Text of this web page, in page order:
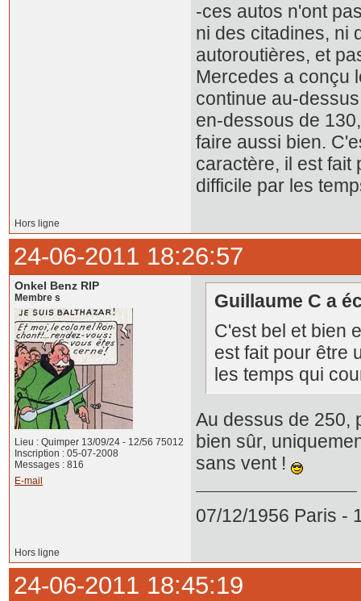
-ces autos n'ont
ni des citadines, ni
autoroutières, et
Mercedes a conçu
continue au-
en-dessous de
faire aussi bien.
caractère, il est fait
difficile par les
Hors ligne
24-06-2011 18:26:57
Onkel Benz RIP
Membre s
Lieu : Quimper 13/09/24 - 12/56 75012
Inscription : 05-07-2008
Messages : 816
E-mail
Guillaume C a
C'est bel et bien
est fait pour être
les temps qui
Au dessus de 250,
bien sûr,
sans vent !
07/12/1956 Paris -
Hors ligne
24-06-2011 18:45:19